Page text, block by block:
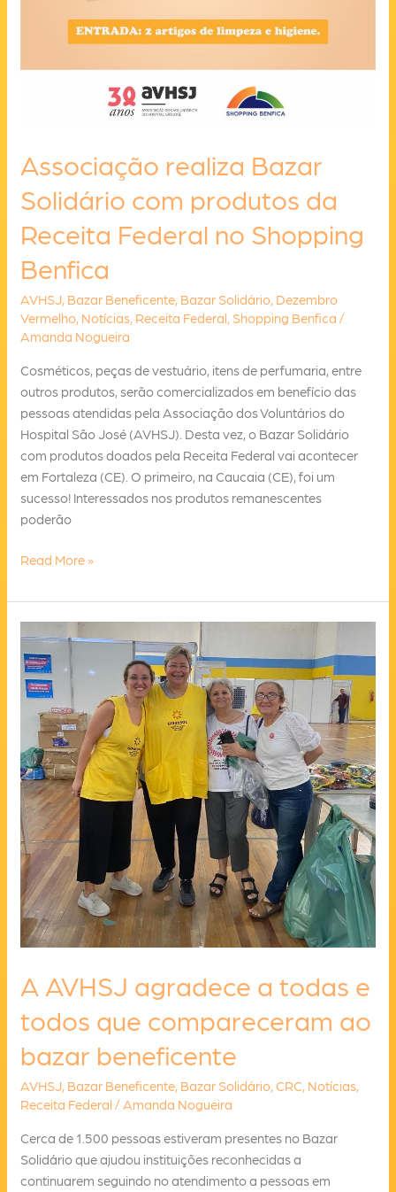
Associação realiza Bazar
Solidário com produtos da
Receita Federal no Shopping
Benfica
AVHSJ Bazar Beneficente Bazar Solidário Dezembro
Vermelho Notícias Receita Federal Shopping Benfica /
Amanda Nogueira
Cosméticos, peças de vestuário, itens de perfumaria, entre
outros produtos, serão comercializados em benefício das
pessoas atendidas pela Associação dos Voluntários do
Hospital São José (AVHSJ). Desta vez, o Bazar Solidário
com produtos doados pela Receita Federal vai acontecer
em Fortaleza (CE). O primeiro, na Caucaia (CE), foi um
sucesso! Interessados nos produtos remanescentes
poderão
Associação
Bazar
Solidário
com
produtos
da
Receita
Federal
no
Shopping
Benfica
Read More »
A AVHSJ agradece a todas e
todos que compareceram ao
bazar beneficente
AVHSJ, Bazar Beneficente, Bazar Solidário,CRC, Notícias,
Receita Federal / Amanda Nogueira
Cerca de 1.500 pessoas estiveram presentes no Bazar
Solidário que ajudou instituições reconhecidas a
continuarem seguindo no atendimento a pessoas em